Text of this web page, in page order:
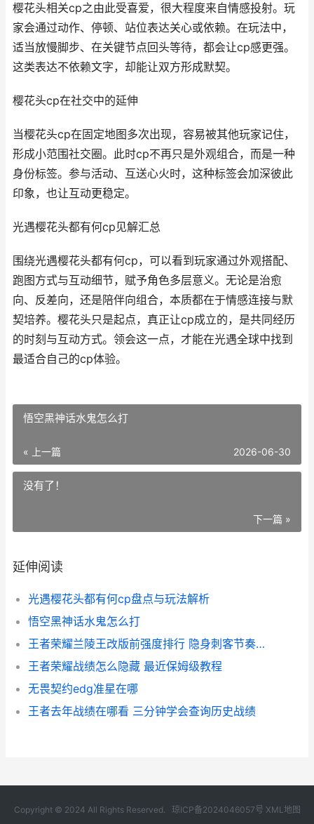
樱花头相关cp之由此受喜爱，很大程度来自情感投射。玩
家会通过动作、停顿、站位表达关心或依赖。在玩法中，
适当放慢脚步、在关键节点回头等待，都会让cp感更强。
这类表达不依赖文字，却能让双方形成默契。
樱花头cp在社交中的延伸
当樱花头cp在固定地图多次出现，容易被其他玩家记住，
形成小范围社交圈。此时cp不再只是外观组合，而是一种
身份标签。参与活动、互送心火时，这种标签会加深彼此
印象，也让互动更稳定。
光遇樱花头都有何cp见解汇总
围绕光遇樱花头都有何cp，可以看到玩家通过外观搭配、
跑图方式与互动细节，赋予角色多层意义。无论是治愈
向、反差向，还是陪伴向组合，本质都在于情感连接与默
契培养。樱花头只是起点，真正让cp成立的，是共同经历
的时刻与互动方式。领会这一点，才能在光遇全球中找到
最适合自己的cp体验。
悟空黑神话水鬼怎么打
« 上一篇 2026-06-30
没有了！
下一篇 »
延伸阅读
光遇樱花头都有何cp盘点与玩法解析
悟空黑神话水鬼怎么打
王者荣耀兰陵王改版前强度排行 隐身刺客节奏解析与实战评价
王者荣耀战绩怎么隐藏 最近保姆级教程
无畏契约edg准星在哪
王者去年战绩在哪看 三分钟学会查询历史战绩
Copyright © 2024 All Rights Reserved. 琼ICP备2024046057号 XML地图